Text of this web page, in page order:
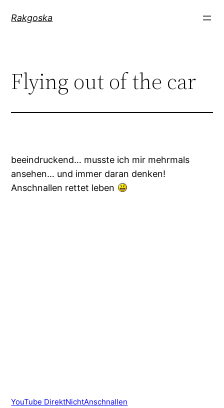
InhaltRakgoska
Flying out of the car
beeindruckend… musste ich mir mehrmals
ansehen… und immer daran denken!
Anschnallen rettet leben
YouTube DirektNichtAnschnallen